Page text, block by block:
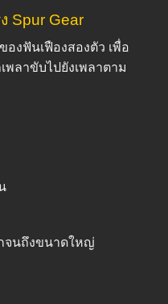
Spur Gear
องฟันเฟืองสองตัว เพื่อ
พลาขับไปยังเพลาตาม
จนถึงขนาดใหญ่